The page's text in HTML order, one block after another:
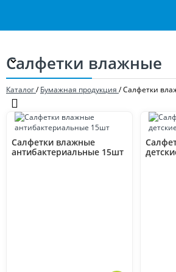
Салфетки влажные
Каталог/Бумажная продукция /Салфетки
Салфетки влажные
антибактериальные 15шт